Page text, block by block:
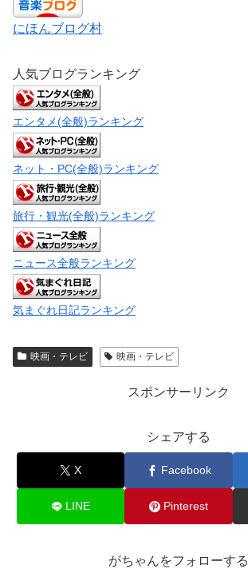
にほんブログ村
人気ブログランキング
エンタメ(全般)ランキング
ネット・PC(全般)ランキング
旅行・観光(全般)ランキング
ニュース全般ランキング
気まぐれ日記ランキング
映画・テレビ 映画・テレビ
スポンサーリンク
シェアする
X Facebook
LINE Pinterest
がちゃんをフォローする